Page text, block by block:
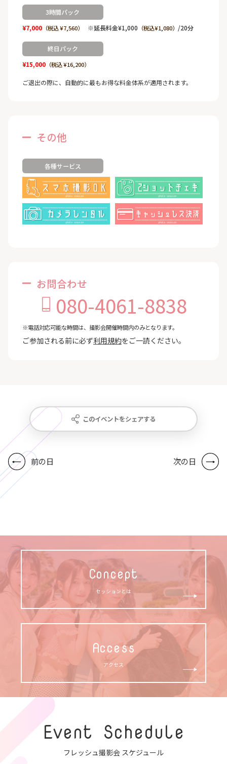
3時間パック
¥7,000（税込 ¥7,560） ※延長料金¥1,000 （税込¥1,080） /20分
終日パック
¥15,000（税込 ¥16,200）
ご退出の際に、自動的に最もお得な料金体系が適用されます。
その他
各種サービス
お問合わせ
080-4061-8838
※電話対応可能な時間は、撮影会開催時間内のみとなります。
ご参加される前に必ず利用規約をご一読ください。
このイベントをシェアする
前の日 次の日
Concept
セッションとは
Access
アクセス
Event Schedule
フレッシュ撮影会 スケジュール